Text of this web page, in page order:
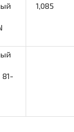
1,085
81-